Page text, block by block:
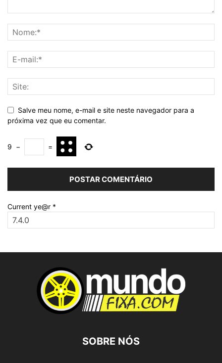
Salve meu nome, e-mail e site neste navegador para a
próxima vez que eu comentar.
9 − =
Current ye@r *
SOBRE NÓS